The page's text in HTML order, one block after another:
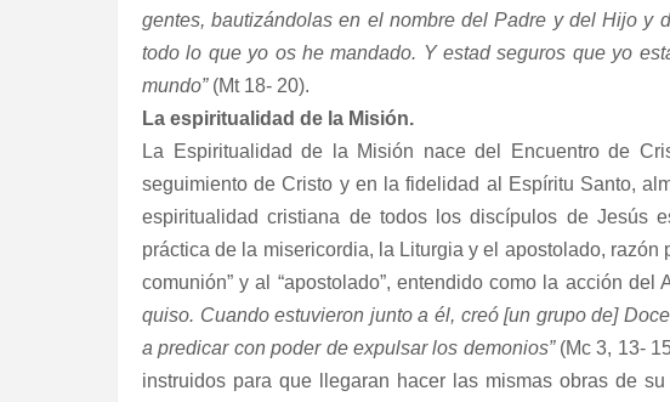
gentes, bautizándolas en el nombre del Padre y del Hijo y
todo lo que yo os he mandado. Y estad seguros que yo
mundo”(Mt 18- 20).
La espiritualidad de la Misión.
La Espiritualidad de la Misión nace del Encuentro de
seguimiento de Cristo y en la fidelidad al Espíritu Santo,
espiritualidad cristiana de todos los discípulos de Jesús
práctica de la misericordia, la Liturgia y el apostolado, razón
comunión” y al “apostolado”, entendido como la acción del
quiso. Cuando estuvieron junto a él, creó [un grupo de]
a predicar con poder de expulsar los demonios”(Mc 3, 13-
instruidos para que llegaran hacer las mismas obras de